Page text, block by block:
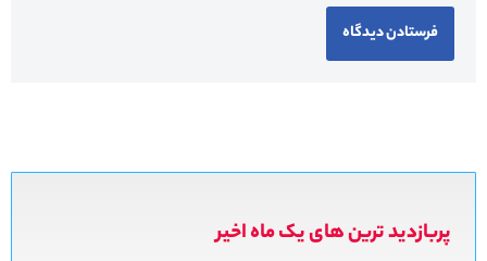
پربازدید ترین های یک ماه اخیر